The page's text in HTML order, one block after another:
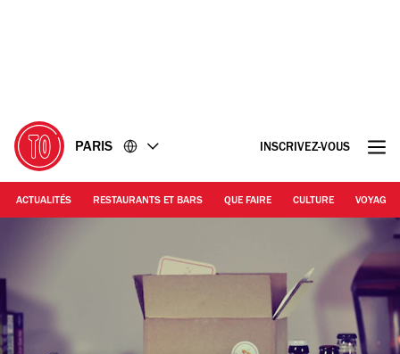
PARIS INSCRIVEZ-VOUS
ACTUALITÉS RESTAURANTS ET BARS QUE FAIRE CULTURE VOYAGE